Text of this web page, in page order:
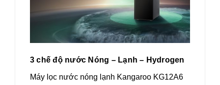
3 chế độ nước Nóng – Lạnh – Hydrogen
Máy lọc nước nóng lạnh Kangaroo KG12A6